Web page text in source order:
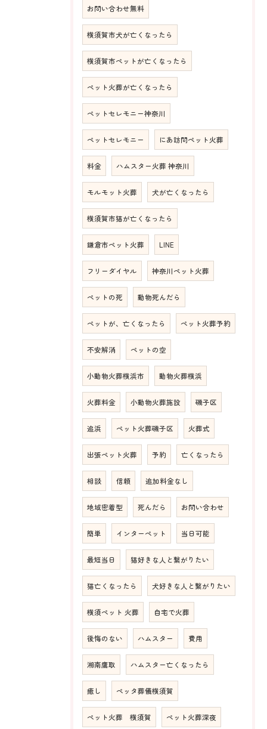
お問い合わせ無料
横須賀市犬が亡くなったら
横須賀市ペットが亡くなったら
ペット火葬が亡くなったら
ペットセレモニー神奈川
ペットセレモニー にあ訪問ペット火葬
料金 ハムスター火葬 神奈川
モルモット火葬 犬が亡くなったら
横須賀市猫が亡くなったら
鎌倉市ペット火葬 LINE
フリーダイヤル 神奈川ペット火葬
ペットの死 動物死んだら
ペットが、亡くなったら ペット火葬予約
不安解消 ペットの空
小動物火葬横浜市 動物火葬横浜
火葬料金 小動物火葬施設 磯子区
追浜 ペット火葬磯子区 火葬式
出張ペット火葬 予約 亡くなったら
相談 信頼 追加料金なし
地域密着型 死んだら お問い合わせ
簡単 インターペット 当日可能
最短当日 猫好きな人と繋がりたい
猫亡くなったら 犬好きな人と繋がりたい
横須ペット 火葬 自宅で火葬
後悔のない ハムスター 費用
湘南鷹取 ハムスター亡くなったら
癒し ペッタ葬儀横須賀
ペット火葬 横須賀 ペット火葬深夜